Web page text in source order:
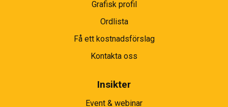
Grafisk profil
Ordlista
Få ett kostnadsförslag
Kontakta oss
Insikter
Event & webinar